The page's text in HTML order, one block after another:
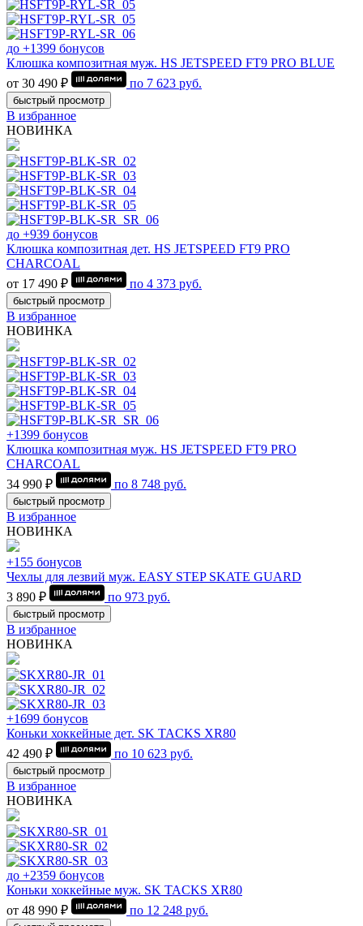
до +1399 бонусов
Клюшка композитная муж. HS JETSPEED FT9 PRO BLUE
от 30 490 ₽
по 7 623 руб.
быстрый просмотр
В избранное
НОВИНКА
до +939 бонусов
Клюшка композитная дет. HS JETSPEED FT9 PRO
CHARCOAL
от 17 490 ₽
по 4 373 руб.
быстрый просмотр
В избранное
НОВИНКА
+1399 бонусов
Клюшка композитная муж. HS JETSPEED FT9 PRO
CHARCOAL
34 990 ₽
по 8 748 руб.
быстрый просмотр
В избранное
НОВИНКА
+155 бонусов
Чехлы для лезвий муж. EASY STEP SKATE GUARD
3 890 ₽
по 973 руб.
быстрый просмотр
В избранное
НОВИНКА
+1699 бонусов
Коньки хоккейные дет. SK TACKS XR80
42 490 ₽
по 10 623 руб.
быстрый просмотр
В избранное
НОВИНКА
до +2359 бонусов
Коньки хоккейные муж. SK TACKS XR80
от 48 990 ₽
по 12 248 руб.